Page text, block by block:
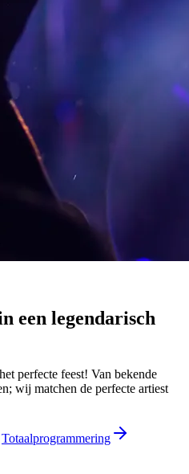
een legendarisch
perfecte feest! Van bekende
wij matchen de perfecte artiest
Totaalprogrammering